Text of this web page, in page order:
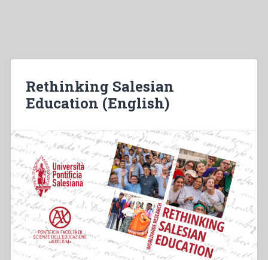
Rethinking Salesian
Education (English)